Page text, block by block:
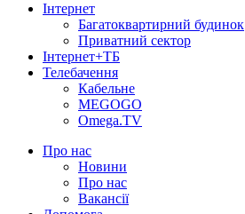
Інтернет
Багатоквартирний будинок
Приватний сектор
Інтернет+ТБ
Телебачення
Кабельне
MEGOGO
Omega.TV
Про нас
Новини
Про нас
Вакансії